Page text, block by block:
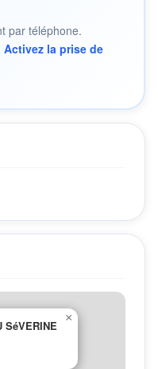
par téléphone.
Activez la prise de
SéVERINE
×